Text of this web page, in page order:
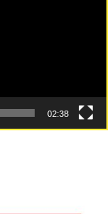
02:38